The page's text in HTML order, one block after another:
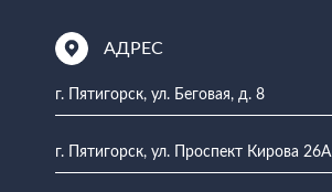
АДРЕС
г. Пятигорск, ул. Беговая, д. 8
г. Пятигорск, ул. Проспект Кирова 26А